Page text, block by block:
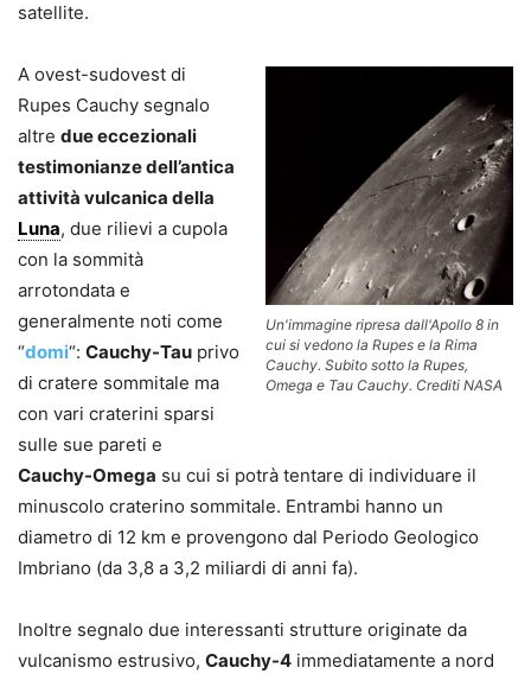
satellite.
Un'immagine ripresa dall'Apollo 8 in
cui si vedono la Rupes e la Rima
Cauchy. Subito sotto la Rupes,
Omega e Tau Cauchy. Crediti NASA
A ovest-sudovest di
Rupes Cauchy segnalo
altre due eccezionali
testimonianze dell’antica
attività vulcanica della
Luna, due rilievi a cupola
con la sommità
arrotondata e
generalmente noti come
“domi“: Cauchy-Tau privo
di cratere sommitale ma
con vari craterini sparsi
sulle sue pareti e
Cauchy-Omega su cui si potrà tentare di individuare il
minuscolo craterino sommitale. Entrambi hanno un
diametro di 12 km e provengono dal Periodo Geologico
Imbriano (da 3,8 a 3,2 miliardi di anni fa).
Inoltre segnalo due interessanti strutture originate da
vulcanismo estrusivo, Cauchy-4 immediatamente a nord